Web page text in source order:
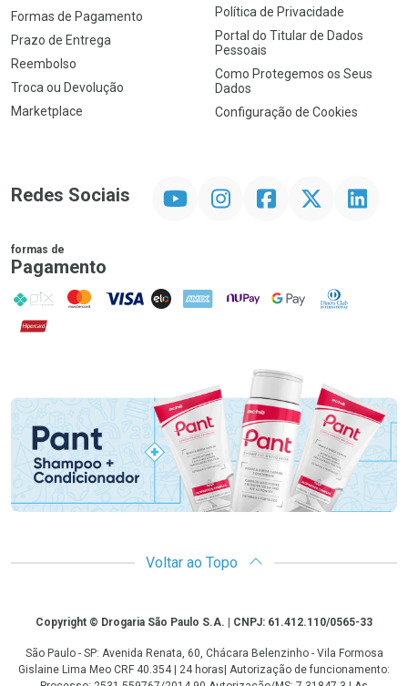
Formas de Pagamento
Prazo de Entrega
Reembolso
Troca ou Devolução
Marketplace
Política de Privacidade
Portal do Titular de Dados
Pessoais
Como Protegemos os Seus
Dados
Configuração de Cookies
Redes Sociais InstagramFacebookTwitter Linkedin
formas de
Pagamento
PIX MasterCard
VISA ELO AMEX NuPay Google PayDiners Club
Hipercard
Voltar ao Topo
CopyrightCopyright © Drogaria São Paulo S.A. | CNPJ: 61.412.110/0565-33
São Paulo - SP: Avenida Renata, 60, Chácara Belenzinho - Vila Formosa
Gislaine Lima Meo CRF 40.354 | 24 horas| Autorização de funcionamento: